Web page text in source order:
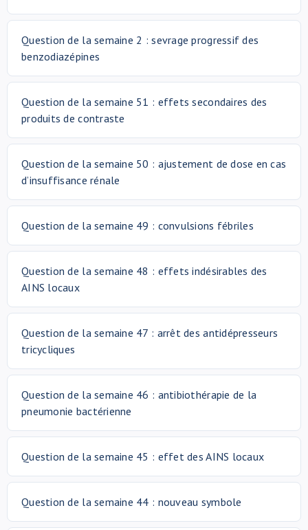
Question de la semaine 2 : sevrage progressif des
benzodiazépines
Question de la semaine 51 : effets secondaires des
produits de contraste
Question de la semaine 50 : ajustement de dose en cas
d’insuffisance rénale
Question de la semaine 49 : convulsions fébriles
Question de la semaine 48 : effets indésirables des
AINS locaux
Question de la semaine 47 : arrêt des antidépresseurs
tricycliques
Question de la semaine 46 : antibiothérapie de la
pneumonie bactérienne
Question de la semaine 45 : effet des AINS locaux
Question de la semaine 44 : nouveau symbole